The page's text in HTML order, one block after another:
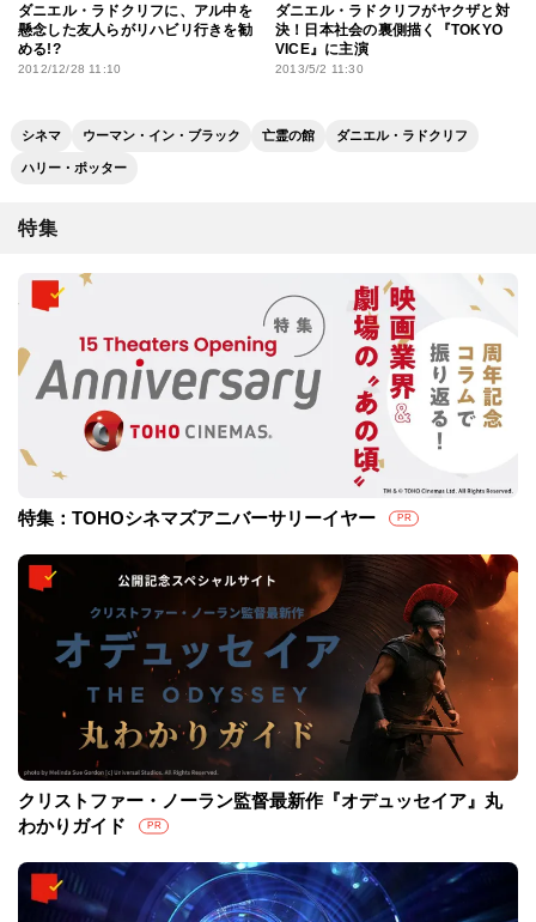
ダニエル・ラドクリフに、アル中を
懸念した友人らがリハビリ行きを勧
める!?
2012/12/28 11:10
ダニエル・ラドクリフがヤクザと対
決！日本社会の裏側描く『TOKYO
VICE』に主演
2013/5/2 11:30
シネマ ウーマン・イン・ブラック 亡霊の館 ダニエル・ラドクリフ
ハリー・ポッター
特集
特集：TOHOシネマズアニバーサリーイヤー PR
クリストファー・ノーラン監督最新作『オデュッセイア』丸
わかりガイド
PR